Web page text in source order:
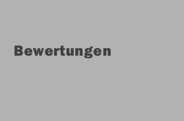
Bewertungen